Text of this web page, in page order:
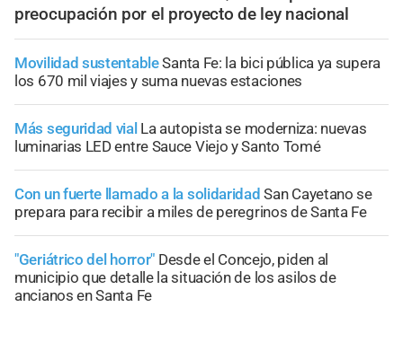
preocupación por el proyecto de ley nacional
Movilidad sustentableSanta Fe: la bici pública ya supera
los 670 mil viajes y suma nuevas estaciones
Más seguridad vial La autopista se moderniza: nuevas
luminarias LED entre Sauce Viejo y Santo Tomé
Con un fuerte llamado a la solidaridad San Cayetano se
prepara para recibir a miles de peregrinos de Santa Fe
"Geriátrico del horror" Desde el Concejo, piden al
municipio que detalle la situación de los asilos de
ancianos en Santa Fe